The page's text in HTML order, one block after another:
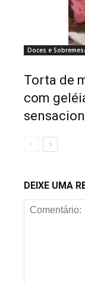
Doces e
Torta de
com
DEIXE UMA